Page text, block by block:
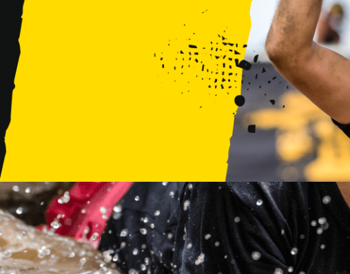
RUNMAGEDDON WROCŁAW KOPALNIA ROLANTOWICE 26/27.09.2026
RUNMAGEDDON WARSZAWA TWIERDZA MODLIN 10/11.10.2026
RUNMAGEDDON JURAPARK BAŁTÓW 24/25.10.2026
RUNMAGEDDON HALLOWEEN WARSZAWA 31.10.2026
TRENINGI
VOUCHERY
DLA ZAWODNIKÓW
ZDJĘCIA
KALENDARZ 2026
WYNIKI
LIGA RUNMAGEDDON 2026
SUPERLIGA RUNMAGEDDON 2026